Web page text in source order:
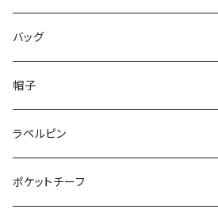
50/XL～
48/L
50/XL～
46/M
48/L
50/XL～
～25.5cm
26cm～
27cm～
28cm～
バッグ
帽子
ラペルピン
ポケットチーフ